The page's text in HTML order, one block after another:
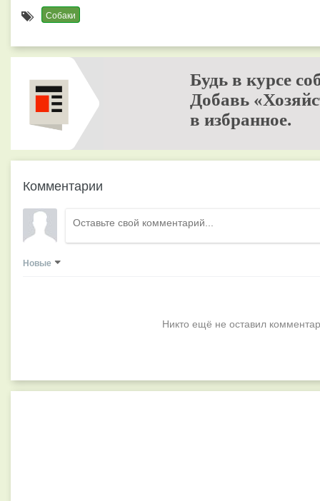
Собаки
Будь в курсе
Добавь
в избранное.
Комментарии
Новые
Никто ещё не оставил